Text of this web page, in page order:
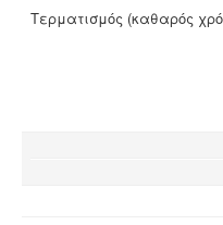
Τερματισμός (καθαρός